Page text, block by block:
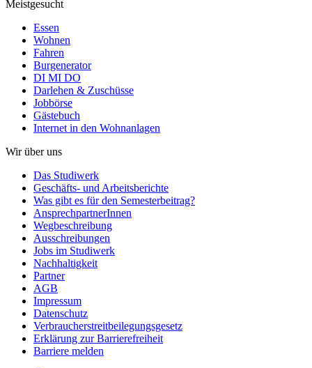
Meistgesucht
Essen
Wohnen
Fahren
Burgenerator
DI MI DO
Darlehen & Zuschüsse
Jobbörse
Gästebuch
Internet in den Wohnanlagen
Wir über uns
Das Studiwerk
Geschäfts- und Arbeitsberichte
Was gibt es für den Semesterbeitrag?
AnsprechpartnerInnen
Wegbeschreibung
Ausschreibungen
Jobs im Studiwerk
Nachhaltigkeit
Partner
AGB
Impressum
Datenschutz
Verbraucherstreitbeilegungsgesetz
Erklärung zur Barrierefreiheit
Barriere melden